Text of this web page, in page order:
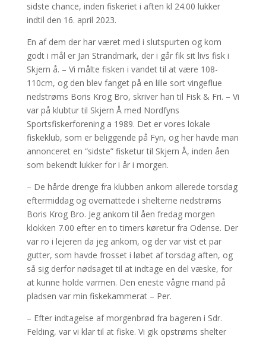
sidste chance, inden fiskeriet i aften kl 24.00 lukker
indtil den 16. april 2023.
En af dem der har været med i slutspurten og kom
godt i mål er Jan Strandmark, der i går fik sit livs fisk i
Skjern å. – Vi målte fisken i vandet til at være 108-
110cm, og den blev fanget på en lille sort vingeflue
nedstrøms Boris Krog Bro, skriver han til Fisk & Fri. – Vi
var på klubtur til Skjern Å med Nordfyns
Sportsfiskerforening a 1989. Det er vores lokale
fiskeklub, som er beliggende på Fyn, og her havde man
annonceret en “sidste” fisketur til Skjern Å, inden åen
som bekendt lukker for i år i morgen.
– De hårde drenge fra klubben ankom allerede torsdag
eftermiddag og overnattede i shelterne nedstrøms
Boris Krog Bro. Jeg ankom til åen fredag morgen
klokken 7.00 efter en to timers køretur fra Odense. Der
var ro i lejeren da jeg ankom, og der var vist et par
gutter, som havde frosset i løbet af torsdag aften, og
så sig derfor nødsaget til at indtage en del væske, for
at kunne holde varmen. Den eneste vågne mand på
pladsen var min fiskekammerat – Per.
– Efter indtagelse af morgenbrød fra bageren i Sdr.
Felding, var vi klar til at fiske. Vi gik opstrøms shelter